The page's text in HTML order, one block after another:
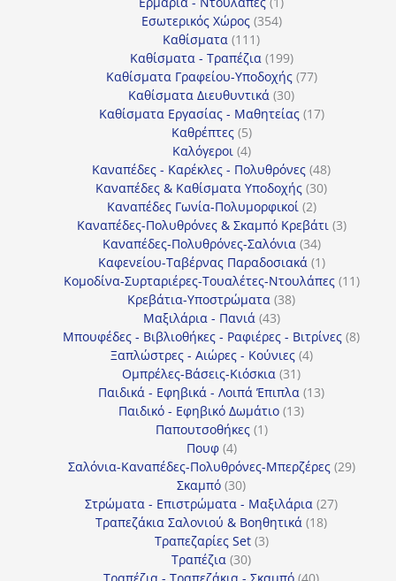
προϊόν
Εσωτερικός Χώρος 354354
Καθίσματα 111111
προϊόντα
Καθίσματα - Τραπέζια 199199
προϊόντα
Καθίσματα Γραφείου-Υποδοχής 7777
Καθίσματα Διευθυντικά 3030
προϊόντα
Καθίσματα Εργασίας - Μαθητείας 1717
Καθρέπτες 55
προϊόντα
Καλόγεροι 44
προϊόντα
Καναπέδες - Καρέκλες - Πολυθρόνες 4848
προϊόντα
Καναπέδες & Καθίσματα Υποδοχής 3030
Καναπέδες Γωνία-Πολυμορφικοί 22
προϊόντα
Καναπέδες-Πολυθρόνες & Σκαμπό Κρεβάτι 33
Καναπέδες-Πολυθρόνες-Σαλόνια 3434
προϊόντα
Καφενείου-Ταβέρνας Παραδοσιακά 11
προϊόν
Κομοδίνα-Συρταριέρες-Τουαλέτες-Ντουλάπες 1111
Κρεβάτια-Υποστρώματα 3838
Μαξιλάρια - Πανιά 4343
προϊόντα
Μπουφέδες - Βιβλιοθήκες - Ραφιέρες - Βιτρίνες 88
Ξαπλώστρες - Αιώρες - Κούνιες 44
Ομπρέλες-Βάσεις-Κιόσκια 3131
προϊόντα
Παιδικά - Εφηβικά - Λοιπά Έπιπλα 1313
Παιδικό - Εφηβικό Δωμάτιο 1313
Παπουτσοθήκες 11
Πουφ 44
προϊόντα
Σαλόνια-Καναπέδες-Πολυθρόνες-Μπερζέρες 2929
Σκαμπό 3030
προϊόντα
Στρώματα - Επιστρώματα - Μαξιλάρια 2727
Τραπεζάκια Σαλονιού & Βοηθητικά 1818
Τραπεζαρίες Set 33
Τραπέζια 3030
προϊόντα
40